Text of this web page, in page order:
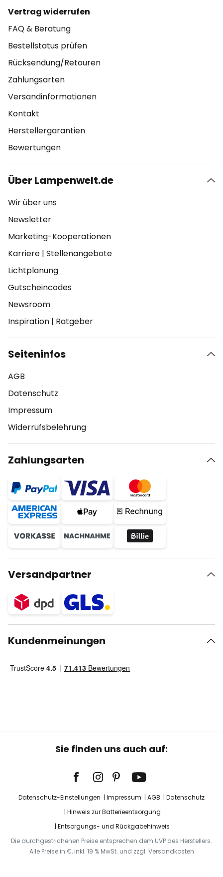
Vertrag widerrufen
FAQ & Beratung
Bestellstatus prüfen
Rücksendung/Retouren
Zahlungsarten
Versandinformationen
Kontakt
Herstellergarantien
Bewertungen
Über Lampenwelt.de
Wir über uns
Newsletter
Marketing-Kooperationen
Karriere | Stellenangebote
Lichtplanung
Gutscheincodes
Newsroom
Inspiration | Ratgeber
Seiteninfos
AGB
Datenschutz
Impressum
Widerrufsbelehrung
Zahlungsarten
Versandpartner
Kundenmeinungen
Sie finden uns auch auf:
Datenschutz-Einstellungen Impressum AGB
Datenschutz
Hinweis zur Batterieentsorgung
Entsorgungs- und Rückgabehinweis
Die durchgestrichenen Preise entsprechen dem UVP des Herstellers.
Alle Preise in €, inkl. 19 % MwSt. und zzgl. Versandkosten